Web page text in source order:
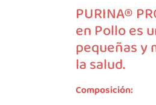
PURINA®
en Pollo es
pequeñas y
la salud.
Composición: